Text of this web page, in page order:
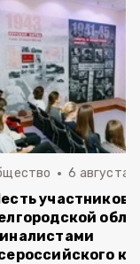
6 августа ,
участников